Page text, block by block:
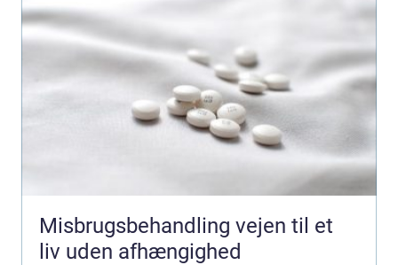
Misbrugsbehandling vejen til et
liv uden afhængighed